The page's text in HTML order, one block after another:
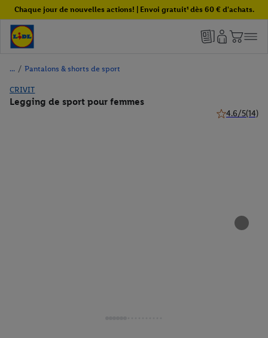
Chaque jour de nouvelles actions! | Envoi gratuit¹ dès 60 € d'achats.
/ Pantalons & shorts de sport
CRIVIT
Legging de sport pour femmes
4.6/5(14)